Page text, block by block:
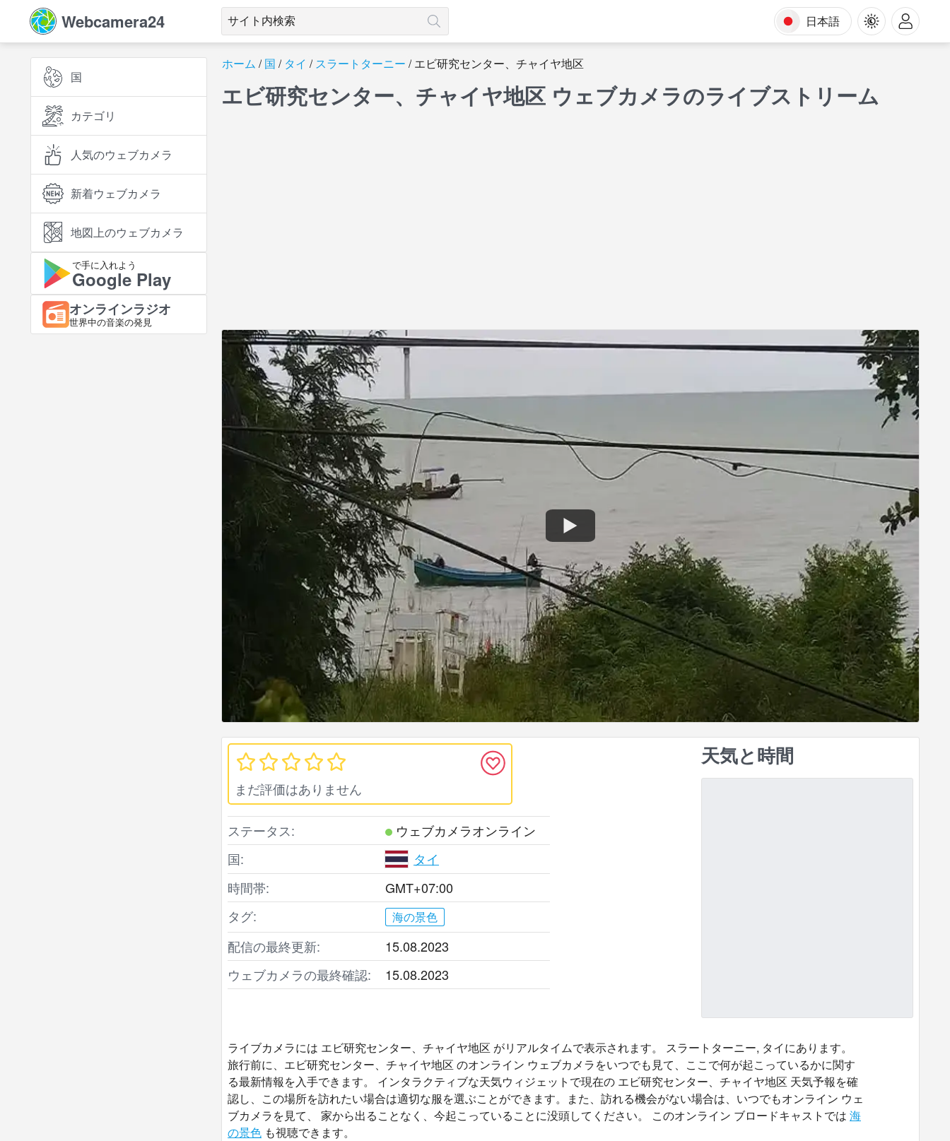
Webcamera24 日本語
国
カテゴリ
人気のウェブカメラ
新着ウェブカメラ
地図上のウェブカメラ
で手に入れよう
Google Play
オンラインラジオ
世界中の音楽の発見
ホーム 国 タイ スラートターニー エビ研究センター、チャイヤ地区
エビ研究センター、チャイヤ地区 ウェブカメラのライブストリーム
まだ評価はありません
ステータス:
ウェブカメラオンライン
国:
タイ
時間帯:
GMT+07:00
タグ:
海の景色
配信の最終更新:
15.08.2023
ウェブカメラの最終確認:
15.08.2023
天気と時間
ライブカメラには エビ研究センター、チャイヤ地区 がリアルタイムで表示されます。 スラートターニー, タイにあります。
旅行前に、エビ研究センター、チャイヤ地区 のオンライン ウェブカメラをいつでも見て、ここで何が起こっているかに関す
る最新情報を入手できます。 インタラクティブな天気ウィジェットで現在の エビ研究センター、チャイヤ地区 天気予報を確
認し、この場所を訪れたい場合は適切な服を選ぶことができます。また、訪れる機会がない場合は、いつでもオンライン ウェ
ブカメラを見て、 家から出ることなく、今起こっていることに没頭してください。 このオンライン ブロードキャストでは 海
の景色 も視聴できます。